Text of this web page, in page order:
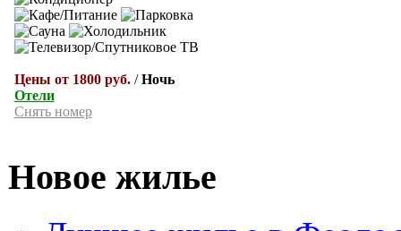
Цены от 1800 руб./Ночь
Отели
Снять номер
Новое жилье